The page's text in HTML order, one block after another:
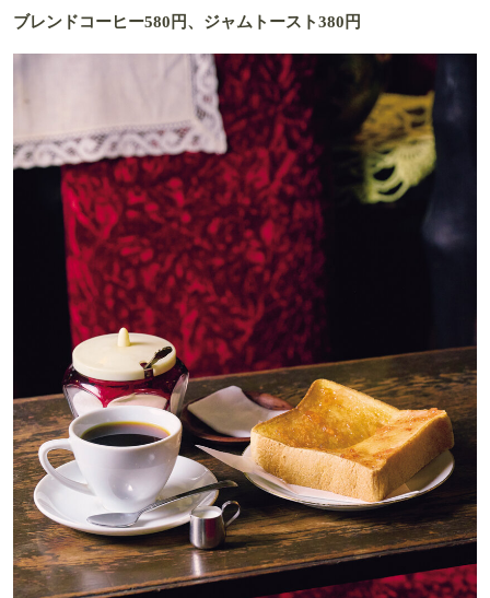
ブレンドコーヒー580円、ジャムトースト380円